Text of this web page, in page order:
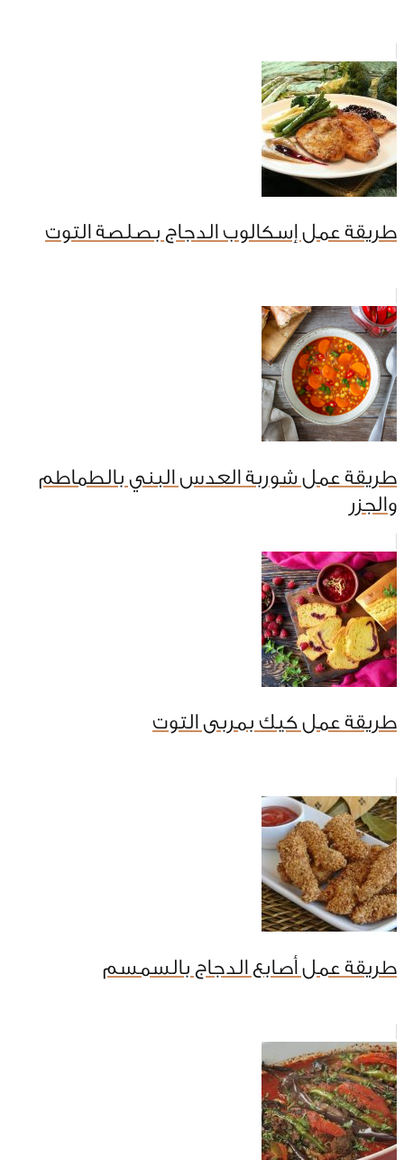
طريقة عمل إسكالوب الدجاج بصلصة التوت
طريقة عمل شوربة العدس البني بالطماطم
والجزر
طريقة عمل كيك بمربى التوت
طريقة عمل أصابع الدجاج بالسمسم